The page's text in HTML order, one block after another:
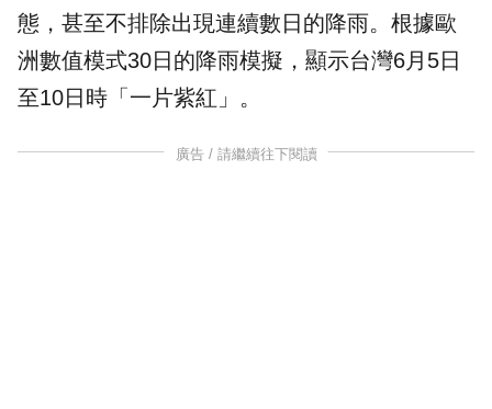
態，甚至不排除出現連續數日的降雨。根據歐
洲數值模式30日的降雨模擬，顯示台灣6月5日
至10日時「一片紫紅」。
廣告 / 請繼續往下閱讀